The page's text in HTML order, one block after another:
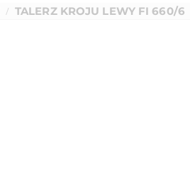
/ TALERZ KROJU LEWY FI 660/6